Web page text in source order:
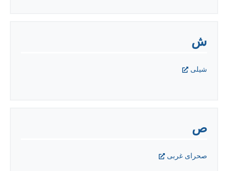
ش
شيلی
ص
صحرای غربی